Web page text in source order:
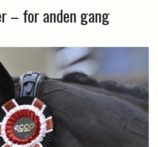
– for anden gang